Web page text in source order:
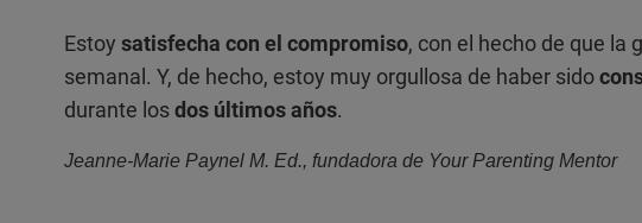
Estoy satisfecha con el compromiso, con el hecho de que la
semanal. Y, de hecho, estoy muy orgullosa de haber sido
durante losdos últimos años.
Jeanne-Marie Paynel M. Ed., fundadora de Your Parenting Mentor